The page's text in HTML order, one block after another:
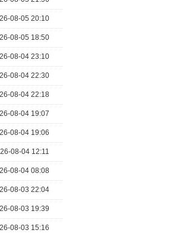
08-05 20:10
08-05 18:50
08-04 23:10
08-04 22:30
08-04 22:18
08-04 19:07
08-04 19:06
08-04 12:11
08-04 08:08
08-03 22:04
08-03 19:39
08-03 15:16